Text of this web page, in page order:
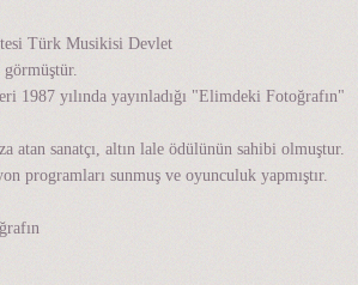
Türk Musikisi Devlet
görmüştür.
1987 yılında yayınladığı "Elimdeki Fotoğrafın"
atan sanatçı, altın lale ödülünün sahibi olmuştur.
programları sunmuş ve oyunculuk yapmıştır.